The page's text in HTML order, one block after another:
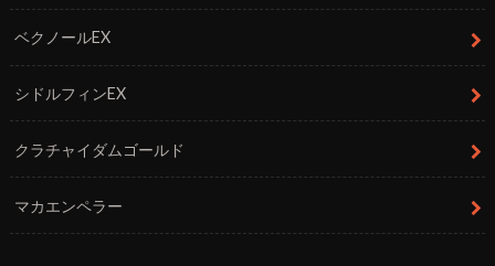
ベクノールEX
シドルフィンEX
クラチャイダムゴールド
マカエンペラー